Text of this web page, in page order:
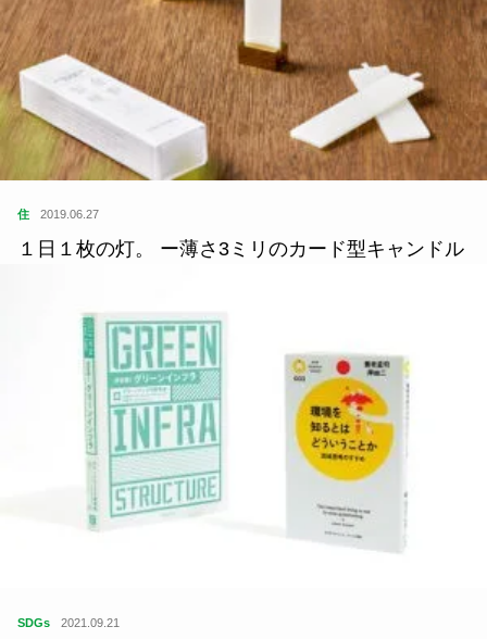
住 2021.05.16
アーバンリサーチがFC今治とつくる、サスティナ
ブルなおしゃれで楽しい豊かさ
2019.06.27